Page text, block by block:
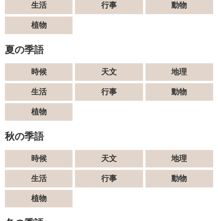
生活 行事 動物
植物
夏の季語
時候 天文 地理
生活 行事 動物
植物
秋の季語
時候 天文 地理
生活 行事 動物
植物